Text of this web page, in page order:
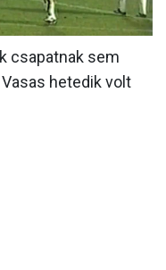
csapatnak sem
hetedik volt